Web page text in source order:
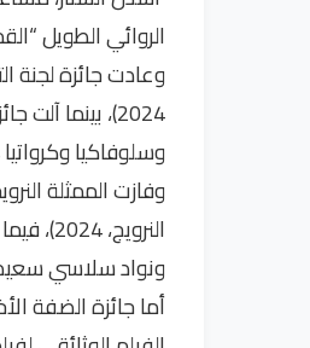
الروائي الطويل “القمر” (2024) لمخرجته النمساوية، كوردوين أيوب،
وعادت جائزة لجنة
2024)، بينما
وسلوفاكيا وكرواتيا 2024).
وفازت الممثلة
ونواد سلاسي سعيد